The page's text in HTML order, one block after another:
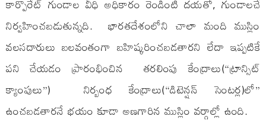
నిర్వహించబడుతున్నది. భారతదేశంలోని చాలా మంది ముస్లిం
వలసదారులు బలవంతంగా బహిష్కరించబడతారని లేదా ఇప్పటికే
పని చేయడం ప్రారంభించిన తరలింపు కేంద్రాలు(“ట్రాన్సిట్
క్యాంపులు”) నిర్బంధ కేంద్రాలు(“డిటెన్షన్ సెంటర్ల)లో”
ఉంచబడతారనే భయం కూడా అణగారిన ముస్లిం వర్గాల్లో ఉంది.